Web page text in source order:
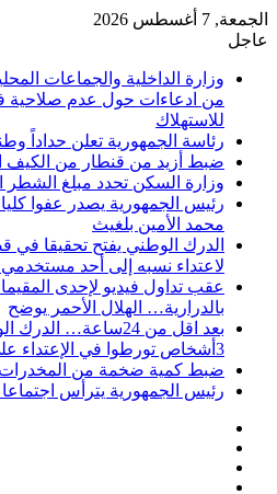
الجمعة, 7 أغسطس 2026
عاجل
وزارة الداخلية والجماعات
من ادعاءات حول عدم صلاحية
للاستهلاك
رئاسة الجمهورية تعلن حداداً
ضبط أزيد من قنطار من الكيف
وزارة السكن تحدد مبلغ الشطر
رئيس الجمهورية يصدر عفوا
محمد الأمين بلغيث
الدرك الوطني يفتح تحقيقا
لاعتداء نسبه إلى أحد مستخدمي
عقب تداول فيديو لإحدى
بالدرارية… الهلال الأحمر يوضح
بعد اقل من 24ساعة…
3أشخاص تورطوا في الإعتداء على مواطن
ضبط كمية ضخمة من
رئيس الجمهورية يترأس